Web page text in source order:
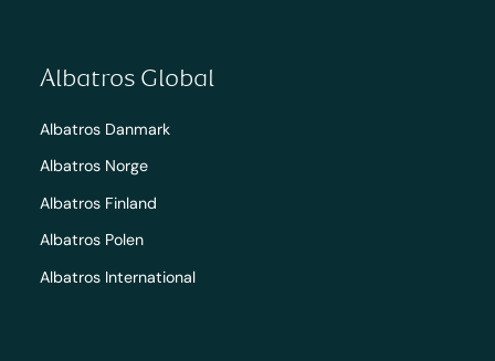
Albatros Global
Albatros Danmark
Albatros Norge
Albatros Finland
Albatros Polen
Albatros International